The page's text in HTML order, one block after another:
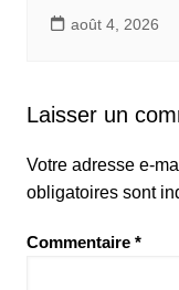
août 4, 2026
Laisser un
Votre adresse e-
obligatoires sont
Commentaire *